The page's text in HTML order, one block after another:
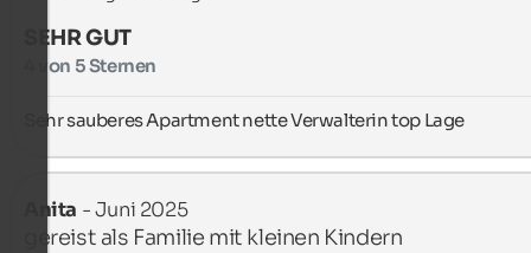
SEHR GUT
4 von 5 Sternen
Sehr sauberes Apartment nette Verwalterin top Lage
Anita - Juni 2025
gereist als Familie mit kleinen Kindern